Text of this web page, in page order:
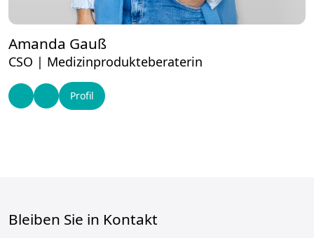
Amanda Gauß
CSO | Medizinprodukteberaterin
Profil
Bleiben Sie in Kontakt